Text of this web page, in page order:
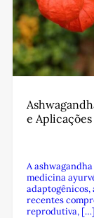
e Aplicações
A
medicina
recentes
reprodutiva, […]